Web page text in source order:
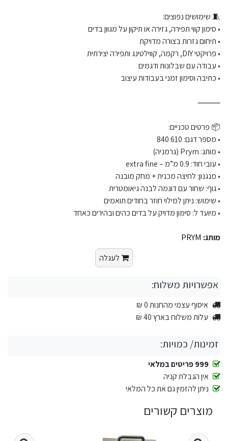
🧵 שימושים נפוצים:
• סימון קווי תפירה, גזירה או תיקון על מגוון בדים
• תיחום גזרות בצורה מדויקת
• פרויקטי DIY, רקמה, קווילטינג ותפירה יצירתית
• עבודה עם שבלונות ודגמים
• כתיבה וסימון זמני בעבודות עיצוב
⸻
📦 פרטים טכניים:
• מספר דגם: 610 840
• מותג: Prym (גרמניה)
• עובי חוד: 0.9 מ”מ – extra fine
• מנגנון: לחיצה מכנית + מחק מובנה
• גוף: שחור עם דוגמה לבנה גיאומטרית
• שימוש: ניתן למילוי חוזר בחודים תואמים
• מיועד ל: סימון מדויק על בדים כהים ובהירים כאחד
מותג: PRYM
לעגלה
אפשרויות משלוח:
איסוף עצמי מהחנות 0 ₪
עלות משלוח בארץ 40 ₪
זמינות/ כמויות:
999 פריטים במלאי
אין הגבלת קניה
ניתן להזמין גם את כל המלאי
מוצרים קשורים